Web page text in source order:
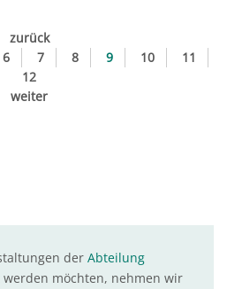
zurück
6 7 8 9 10
11
12
weiter
der Abteilung
möchten, nehmen wir